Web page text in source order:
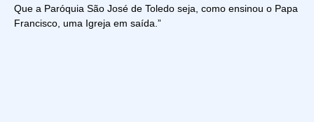
Que a Paróquia São José de Toledo seja, como ensinou o Papa
Francisco, uma Igreja em saída.”